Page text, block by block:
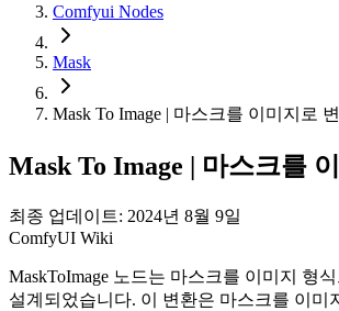
Comfyui Nodes
Mask
Mask To Image | 마스크를 이미지로
Mask To Image | 마스크를
최종 업데이트: 2024년 8월 9일
ComfyUI Wiki
MaskToImage 노드는 마스크를 이미지 형
설계되었습니다. 이 변환은 마스크를 이미